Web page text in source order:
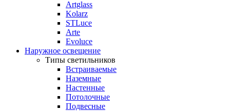
Artglass
Kolarz
STLuce
Arte
Evoluce
Наружное освещение
Типы светильников
Встраиваемые
Наземные
Настенные
Потолочные
Подвесные